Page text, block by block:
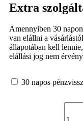
Extra
Amennyiben 30
van elállni a
állapotában kell
elállási jog nem
30 napos